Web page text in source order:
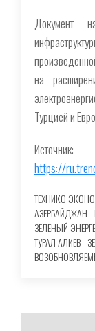
Документ
на
Турцией и
Источник:
https://
ТЕХНИКО
АЗЕРБАЙДЖАН
ЗЕЛЕНЫЙ
ТУРАЛ АЛИЕВ